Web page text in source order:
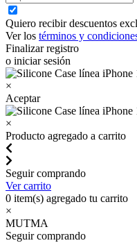
Quiero recibir descuentos
Ver los términos y
Finalizar registro
o iniciar sesión
×
Aceptar
×
Producto agregado a carrito
Seguir comprando
Ver carrito
0 item(s) agregado tu carrito
×
MUTMA
Seguir comprando